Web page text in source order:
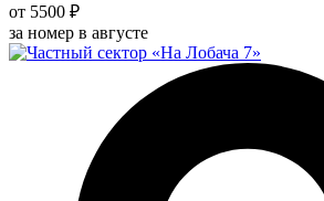
от 5500 ₽
за номер в августе